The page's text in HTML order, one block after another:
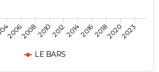
LE BARS
200620082010201220142016201820202023